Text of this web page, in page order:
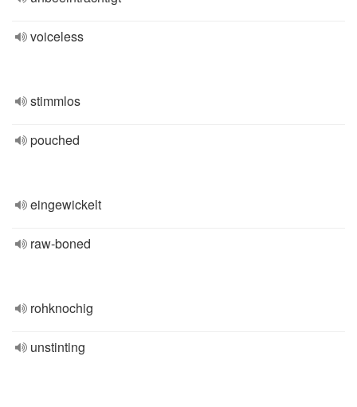
voiceless
stimmlos
pouched
eingewickelt
raw-boned
rohknochig
unstinting